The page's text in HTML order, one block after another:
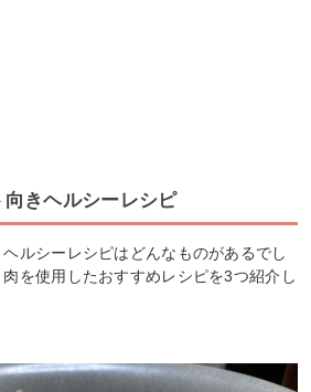
きヘルシーレシピ
ルシーレシピはどんなものがあるでし
を使用したおすすめレシピを3つ紹介し